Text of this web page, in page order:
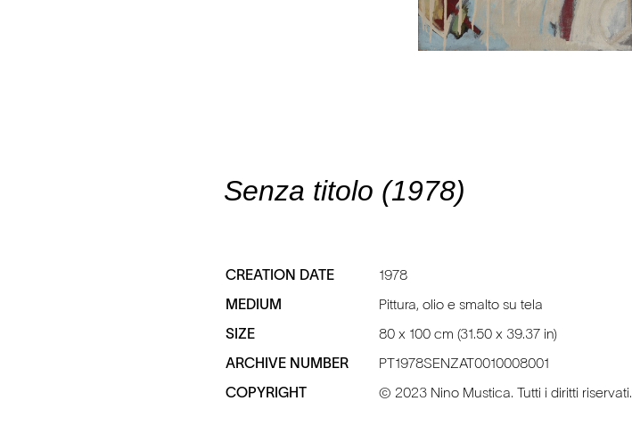
Senza titolo (1978)
CREATION DATE 1978
MEDIUM Pittura, olio e smalto su tela
SIZE 80 x 100 cm (31.50 x 39.37 in)
ARCHIVE NUMBER PT1978SENZAT0010008001
COPYRIGHT © 2023 Nino Mustica. Tutti i diritti riservati.